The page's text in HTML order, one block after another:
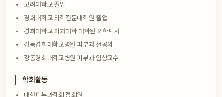
고려대학교 졸업
경희대학교 의학전문대학원 졸업
경희대학교 의과대학 대학원 의학박사
강동경희대학교병원 피부과 전공의
강동경희대학교병원 피부과 임상교수
학회활동
대한피부과학회 정회원